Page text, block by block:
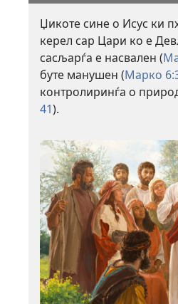
Џикоте сине о Исус ки
керел сар Цари ко е
сасљарѓа е насвален (
буте манушен (Марко
контролиринѓа о
41).